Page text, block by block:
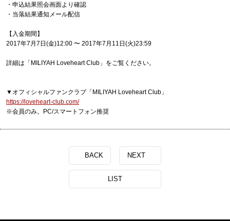
・申込結果照会画面より確認
・当落結果通知メール配信
【入金期間】
2017年7月7日(金)12:00 〜 2017年7月11日(火)23:59
詳細は「MILIYAH Loveheart Club」をご覧ください。
▼オフィシャルファンクラブ「MILIYAH Loveheart Club」
https://loveheart-club.com/
※会員のみ。PC/スマートフォン推奨
BACK NEXT
LIST